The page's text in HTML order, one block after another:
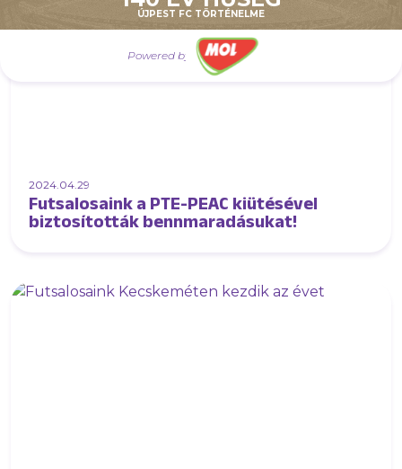
ÚJPEST FC TÖRTÉNELME
Powered by
2024.04.29
Futsalosaink a PTE-PEAC kiütésével
biztosították bennmaradásukat!